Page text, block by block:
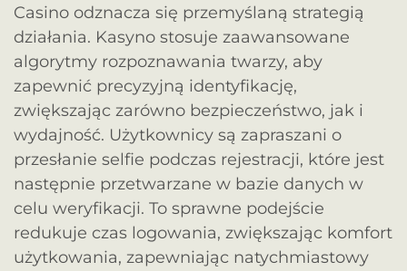
Casino odznacza się przemyślaną strategią
działania. Kasyno stosuje zaawansowane
algorytmy rozpoznawania twarzy, aby
zapewnić precyzyjną identyfikację,
zwiększając zarówno bezpieczeństwo, jak i
wydajność. Użytkownicy są zapraszani o
przesłanie selfie podczas rejestracji, które jest
następnie przetwarzane w bazie danych w
celu weryfikacji. To sprawne podejście
redukuje czas logowania, zwiększając komfort
użytkowania, zapewniając natychmiastowy